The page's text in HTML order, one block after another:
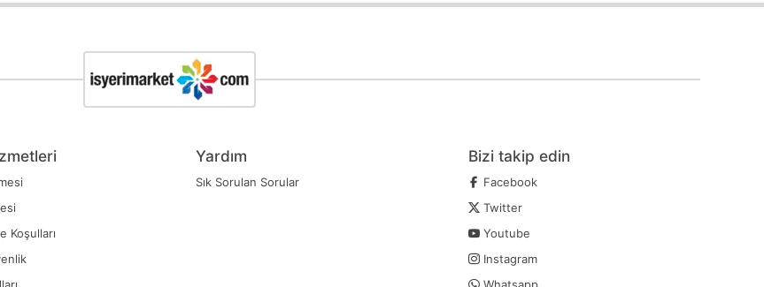
Koşulları
Yardım
Sık Sorulan Sorular
Bizi takip edin
Facebook
Twitter
Youtube
Instagram